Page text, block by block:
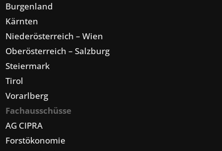
Burgenland
Kärnten
Niederösterreich – Wien
Oberösterreich – Salzburg
Steiermark
Tirol
Vorarlberg
Fachausschüsse
AG CIPRA
Forstökonomie